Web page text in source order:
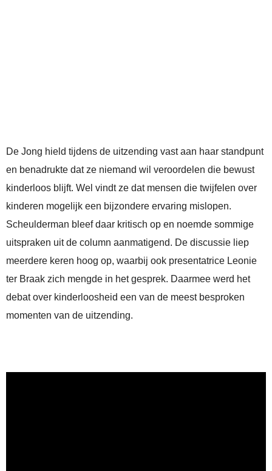
De Jong hield tijdens de uitzending vast aan haar standpunt
en benadrukte dat ze niemand wil veroordelen die bewust
kinderloos blijft. Wel vindt ze dat mensen die twijfelen over
kinderen mogelijk een bijzondere ervaring mislopen.
Scheulderman bleef daar kritisch op en noemde sommige
uitspraken uit de column aanmatigend. De discussie liep
meerdere keren hoog op, waarbij ook presentatrice Leonie
ter Braak zich mengde in het gesprek. Daarmee werd het
debat over kinderloosheid een van de meest besproken
momenten van de uitzending.